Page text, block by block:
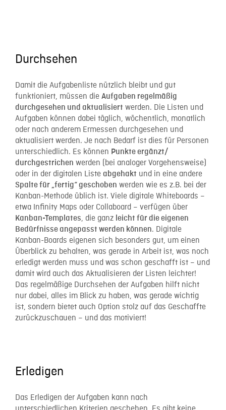
Durchsehen
Damit die Aufgabenliste nützlich bleibt und gut
funktioniert, müssen die Aufgaben regelmäßig
durchgesehen und aktualisiert werden. Die Listen und
Aufgaben können dabei täglich, wöchentlich, monatlich
oder nach anderem Ermessen durchgesehen und
aktualisiert werden. Je nach Bedarf ist dies für Personen
unterschiedlich. Es können Punkte ergänzt/
durchgestrichen werden (bei analoger Vorgehensweise)
oder in der digitalen Liste abgehakt und in eine andere
Spalte für „fertig“ geschoben werden wie es z.B. bei der
Kanban-Methode üblich ist. Viele digitale Whiteboards –
etwa Infinity Maps oder Collaboard – verfügen über
Kanban-Templates, die ganz leicht für die eigenen
Bedürfnisse angepasst werden können. Digitale
Kanban-Boards eigenen sich besonders gut, um einen
Überblick zu behalten, was gerade in Arbeit ist, was noch
erledigt werden muss und was schon geschafft ist – und
damit wird auch das Aktualisieren der Listen leichter!
Das regelmäßige Durchsehen der Aufgaben hilft nicht
nur dabei, alles im Blick zu haben, was gerade wichtig
ist, sondern bietet auch Option stolz auf das Geschaffte
zurückzuschauen – und das motiviert!
Erledigen
Das Erledigen der Aufgaben kann nach